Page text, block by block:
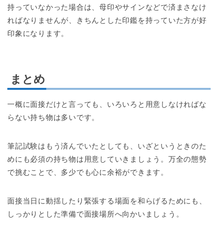
持っていなかった場合は、母印やサインなどで済まさなけ
ればなりませんが、きちんとした印鑑を持っていた方が好
印象になります。
まとめ
一概に面接だけと言っても、いろいろと用意しなければな
らない持ち物は多いです。
筆記試験はもう済んでいたとしても、いざというときのた
めにも必須の持ち物は用意していきましょう。万全の態勢
で挑むことで、多少でも心に余裕ができます。
面接当日に動揺したり緊張する場面を和らげるためにも、
しっかりとした準備で面接場所へ向かいましょう。